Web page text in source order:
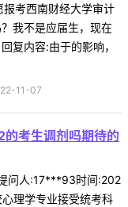
考西南财经大学审计
我不是应届生，现在
复内容:由于的影响，
11-07
考生调剂吗期待的
问人:17***93时间:202
理学专业接受统考科